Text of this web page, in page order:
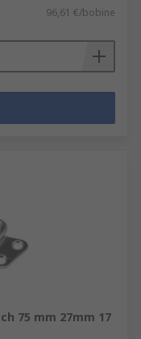
96,61 €/bobine
75 mm 27mm 17